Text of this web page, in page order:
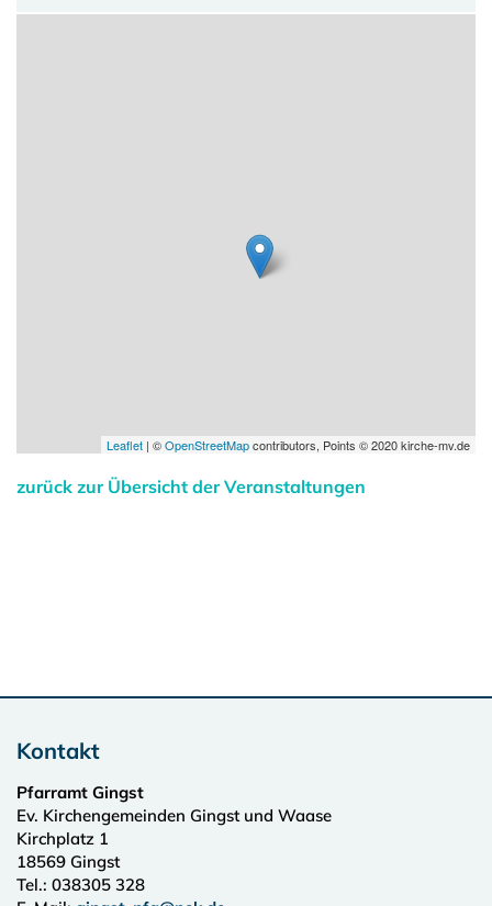
Leaflet | ©OpenStreetMapcontributors, Points © 2020 kirche-mv.de
zurück zur Übersicht der Veranstaltungen
Kontakt
Pfarramt Gingst
Ev. Kirchengemeinden Gingst und Waase
Kirchplatz 1
18569 Gingst
Tel.: 038305 328